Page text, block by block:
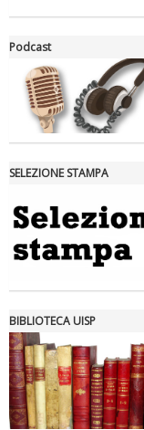
Podcast
SELEZIONE STAMPA
BIBLIOTECA UISP